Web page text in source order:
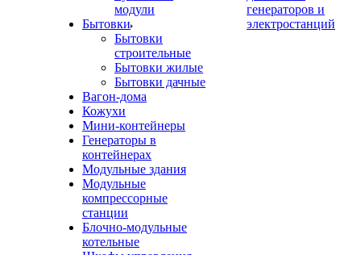
модули
Бытовки
Бытовки
строительные
Бытовки жилые
Бытовки дачные
Вагон-дома
Кожухи
Мини-контейнеры
Генераторы в
контейнерах
Модульные здания
Модульные
компрессорные
станции
Блочно-модульные
котельные
генераторов и
электростанций